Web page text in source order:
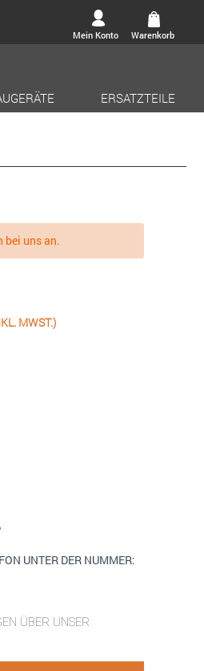
Mein Konto
Warenkorb
ERSATZTEILE
bei uns an.
MWST.)
UNTER DER NUMMER:
ÜBER UNSER